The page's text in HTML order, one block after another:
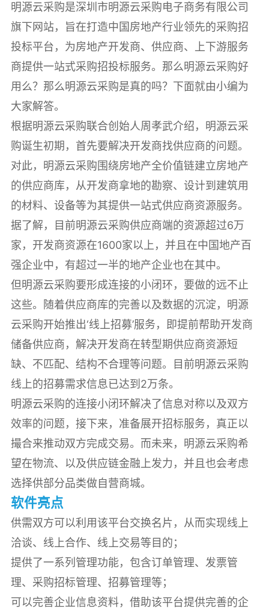
明源云采购是深圳市明源云采购电子商务有限公司
旗下网站，旨在打造中国房地产行业领先的采购招
投标平台，为房地产开发商、供应商、上下游服务
商提供一站式采购招投标服务。那么明源云采购好
用么？那么明源云采购是真的吗？下面就由小编为
大家解答。
根据明源云采购联合创始人周孝武介绍，明源云采
购诞生初期，首先要解决开发商找供应商的问题。
对此，明源云采购围绕房地产全价值链建立房地产
的供应商库，从开发商拿地的勘察、设计到建筑用
的材料、设备等为其提供一站式供应商资源服务。
据了解，目前明源云采购供应商端的资源超过6万
家，开发商资源在1600家以上，并且在中国地产百
强企业中，有超过一半的地产企业也在其中。
但明源云采购要形成连接的小闭环，要做的远不止
这些。随着供应商库的完善以及数据的沉淀，明源
云采购开始推出‘线上招募’服务，即提前帮助开发商
储备供应商，解决开发商在转型期供应商资源短
缺、不匹配、结构不合理等问题。目前明源云采购
线上的招募需求信息已达到2万条。
明源云采购的连接小闭环解决了信息对称以及双方
效率的问题，接下来，准备展开招标服务，真正以
撮合来推动双方完成交易。而未来，明源云采购希
望在物流、以及供应链金融上发力，并且也会考虑
选择供部分品类做自营商城。
软件亮点
供需双方可以利用该平台交换名片，从而实现线上
洽谈、线上合作、线上交易等目的；
提供了一系列管理功能，包含订单管理、发票管
理、采购招标管理、招募管理等；
可以完善企业信息资料，借助该平台提供完善的企